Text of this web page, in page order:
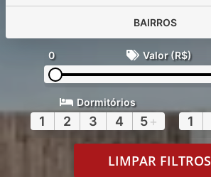
BAIRROS
0 Valor (R$)
Dormitórios
1 2 3 4 5+ 1
LIMPAR FILTROS